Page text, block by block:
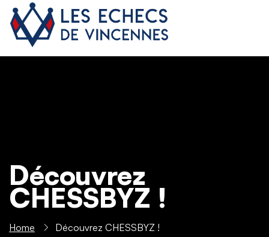
Découvrez
CHESSBYZ !
Home Découvrez CHESSBYZ !